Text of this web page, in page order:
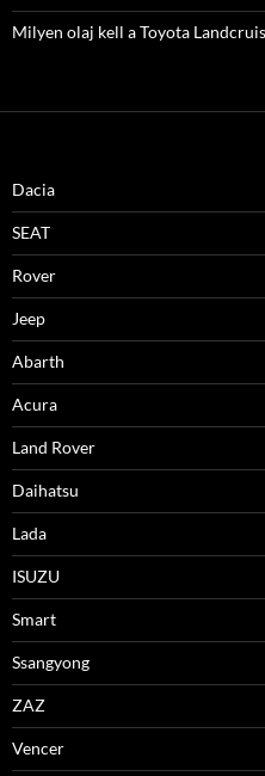
Milyen olaj kell a Toyota
Dacia
SEAT
Rover
Jeep
Abarth
Acura
Land Rover
Daihatsu
Lada
ISUZU
Smart
Ssangyong
ZAZ
Vencer